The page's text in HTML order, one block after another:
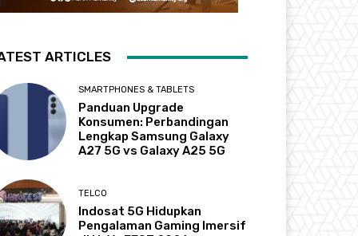
ARTICLES
SMARTPHONES & TABLETS
Panduan Upgrade
Konsumen: Perbandingan
Lengkap Samsung Galaxy
A27 5G vs Galaxy A25 5G
TELCO
Indosat 5G Hidupkan
Pengalaman Gaming Imersif